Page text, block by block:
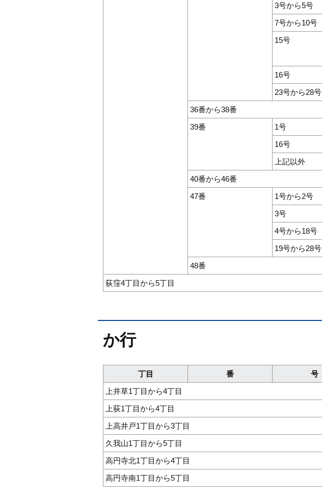
3号から5号
7号から10号
15号
16号
23号から28号
36番から38番
39番
1号
16号
上記以外
40番から46番
47番
1号から2号
3号
4号から18号
19号から28号
48番
荻窪4丁目から5丁目
か行
丁目 番 号
上井草1丁目から4丁目
上荻1丁目から4丁目
上高井戸1丁目から3丁目
久我山1丁目から5丁目
高円寺北1丁目から4丁目
高円寺南1丁目から5丁目